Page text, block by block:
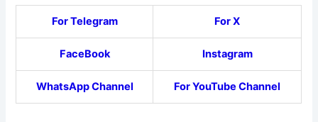
For Telegram For X
FaceBook Instagram
WhatsApp Channel For YouTube Channel